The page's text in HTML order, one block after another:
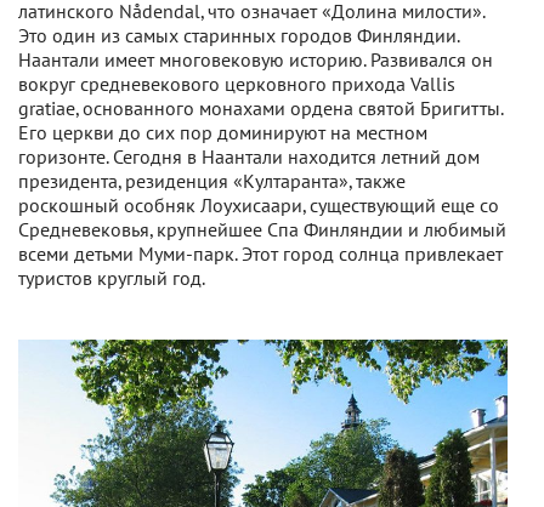
латинского Nådendal, что означает «Долина милости».
Это один из самых старинных городов Финляндии.
Наантали имеет многовековую историю. Развивался он
вокруг средневекового церковного прихода Vallis
gratiae, основанного монахами ордена святой Бригитты.
Его церкви до сих пор доминируют на местном
горизонте. Сегодня в Наантали находится летний дом
президента, резиденция «Култаранта», также
роскошный особняк Лоухисаари, существующий еще со
Средневековья, крупнейшее Спа Финляндии и любимый
всеми детьми Муми-парк. Этот город солнца привлекает
туристов круглый год.